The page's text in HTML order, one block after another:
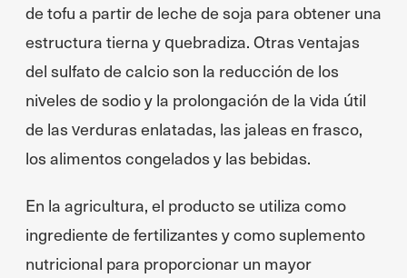
de tofu a partir de leche de soja para obtener una
estructura tierna y quebradiza. Otras ventajas
del sulfato de calcio son la reducción de los
niveles de sodio y la prolongación de la vida útil
de las verduras enlatadas, las jaleas en frasco,
los alimentos congelados y las bebidas.
En la agricultura, el producto se utiliza como
ingrediente de fertilizantes y como suplemento
nutricional para proporcionar un mayor